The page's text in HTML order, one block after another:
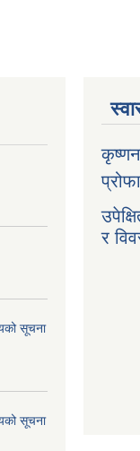
सूचना
सूचना
र